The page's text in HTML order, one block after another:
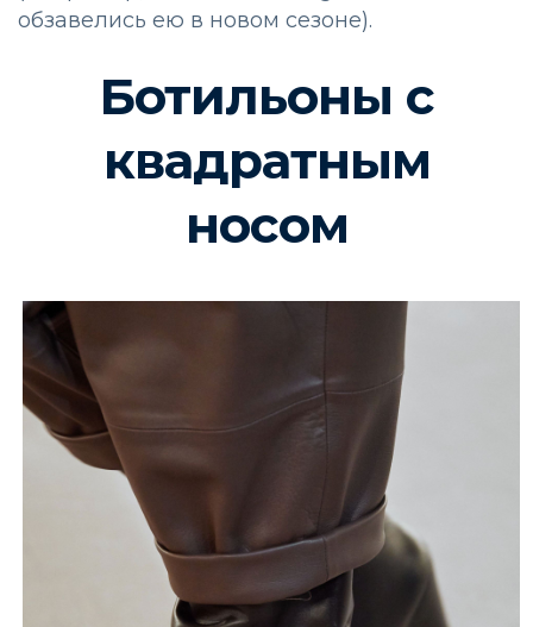
обзавелись ею в новом сезоне).
Ботильоны с
квадратным
носом